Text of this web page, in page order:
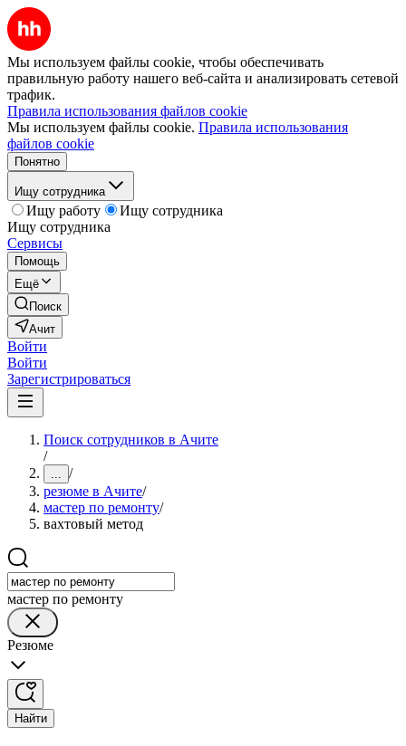
Мы используем файлы cookie, чтобы обеспечивать
правильную работу нашего веб-сайта и анализировать сетевой
трафик.
Правила использования файлов cookie
Мы используем файлы cookie. Правила использования
файлов cookie
Понятно
Ищу сотрудника
Ищу работу
Ищу сотрудника
Ищу сотрудника
Сервисы
Помощь
Ещё
Поиск
Ачит
Войти
Войти
Зарегистрироваться
Поиск сотрудников в Ачите
/
... /
резюме в Ачите/
мастер по ремонту/
вахтовый метод
мастер по ремонту
Резюме
Найти